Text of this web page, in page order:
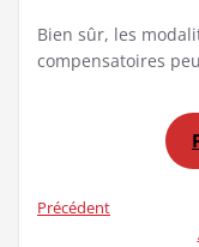
Bien sûr, les
compensatoires
Précédent